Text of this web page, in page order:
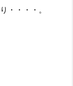
・・・・。